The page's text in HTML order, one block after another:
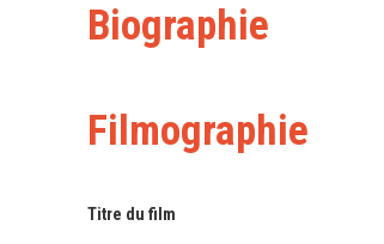
Biographie
Filmographie
Titre du film